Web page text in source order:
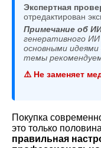
Экспертная
отредактирован
Примечание об
генеративного
основными
темы
⚠️ Не заменяет
Покупка
это только
правильная